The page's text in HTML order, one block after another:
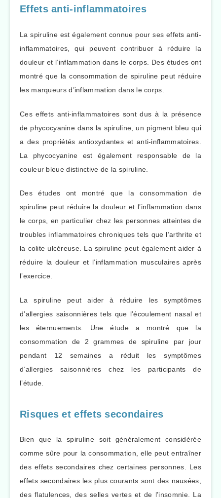
Effets anti-inflammatoires
La spiruline est également connue pour ses effets anti-
inflammatoires, qui peuvent contribuer à réduire la
douleur et l’inflammation dans le corps. Des études ont
montré que la consommation de spiruline peut réduire
les marqueurs d’inflammation dans le corps.
Ces effets anti-inflammatoires sont dus à la présence
de phycocyanine dans la spiruline, un pigment bleu qui
a des propriétés antioxydantes et anti-inflammatoires.
La phycocyanine est également responsable de la
couleur bleue distinctive de la spiruline.
Des études ont montré que la consommation de
spiruline peut réduire la douleur et l’inflammation dans
le corps, en particulier chez les personnes atteintes de
troubles inflammatoires chroniques tels que l’arthrite et
la colite ulcéreuse. La spiruline peut également aider à
réduire la douleur et l’inflammation musculaires après
l’exercice.
La spiruline peut aider à réduire les symptômes
d’allergies saisonnières tels que l’écoulement nasal et
les éternuements. Une étude a montré que la
consommation de 2 grammes de spiruline par jour
pendant 12 semaines a réduit les symptômes
d’allergies saisonnières chez les participants de
l’étude.
Risques et effets secondaires
Bien que la spiruline soit généralement considérée
comme sûre pour la consommation, elle peut entraîner
des effets secondaires chez certaines personnes. Les
effets secondaires les plus courants sont des nausées,
des flatulences, des selles vertes et de l’insomnie. La